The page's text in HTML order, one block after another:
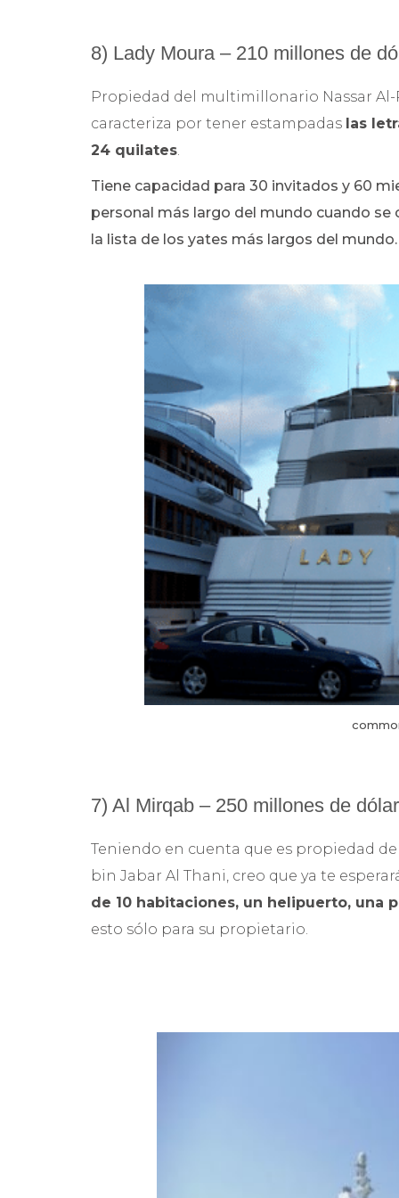
8) Lady Moura – 210 millones de
Propiedad del multimillonario Nassar
caracteriza por tener estampadas las
24 quilates
Tiene capacidad para 30 invitados y 60
personal más largo del mundo cuando se
la lista de los yates más largos del mundo.
7) Al Mirqab – 250 millones de
Teniendo en cuenta que es propiedad
bin Jabar Al Thani, creo que ya te
de 10 habitaciones, un helipuerto, una
esto sólo para su propietario.